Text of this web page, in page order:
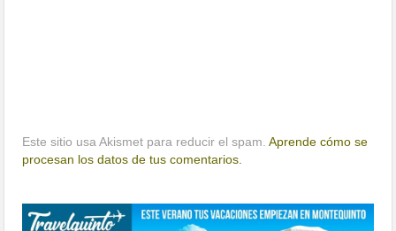
Este sitio usa Akismet para reducir el spam.Aprende cómo se
procesan los datos de tus comentarios.